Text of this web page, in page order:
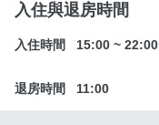
入住與退房時間
入住時間 15:00 ~ 22:00
退房時間 11:00